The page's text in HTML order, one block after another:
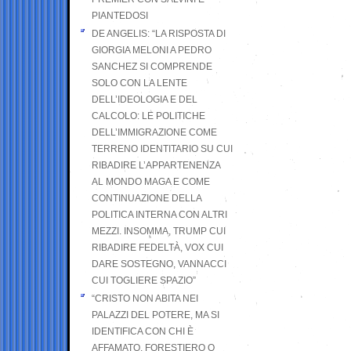
PIANTEDOSI
DE ANGELIS: “LA RISPOSTA DI
GIORGIA MELONI A PEDRO
SANCHEZ SI COMPRENDE
SOLO CON LA LENTE
DELL’IDEOLOGIA E DEL
CALCOLO: LE POLITICHE
DELL’IMMIGRAZIONE COME
TERRENO IDENTITARIO SU CUI
RIBADIRE L’APPARTENENZA
AL MONDO MAGA E COME
CONTINUAZIONE DELLA
POLITICA INTERNA CON ALTRI
MEZZI. INSOMMA, TRUMP CUI
RIBADIRE FEDELTÀ, VOX CUI
DARE SOSTEGNO, VANNACCI
CUI TOGLIERE SPAZIO”
“CRISTO NON ABITA NEI
PALAZZI DEL POTERE, MA SI
IDENTIFICA CON CHI È
AFFAMATO, FORESTIERO O